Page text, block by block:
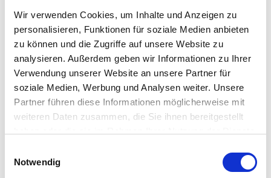
Wir verwenden Cookies, um Inhalte und Anzeigen zu
personalisieren, Funktionen für soziale Medien anbieten
zu können und die Zugriffe auf unsere Website zu
analysieren. Außerdem geben wir Informationen zu Ihrer
Verwendung unserer Website an unsere Partner für
soziale Medien, Werbung und Analysen weiter. Unsere
Partner führen diese Informationen möglicherweise mit
weiteren Daten zusammen, die Sie ihnen bereitgestellt
Notwendig